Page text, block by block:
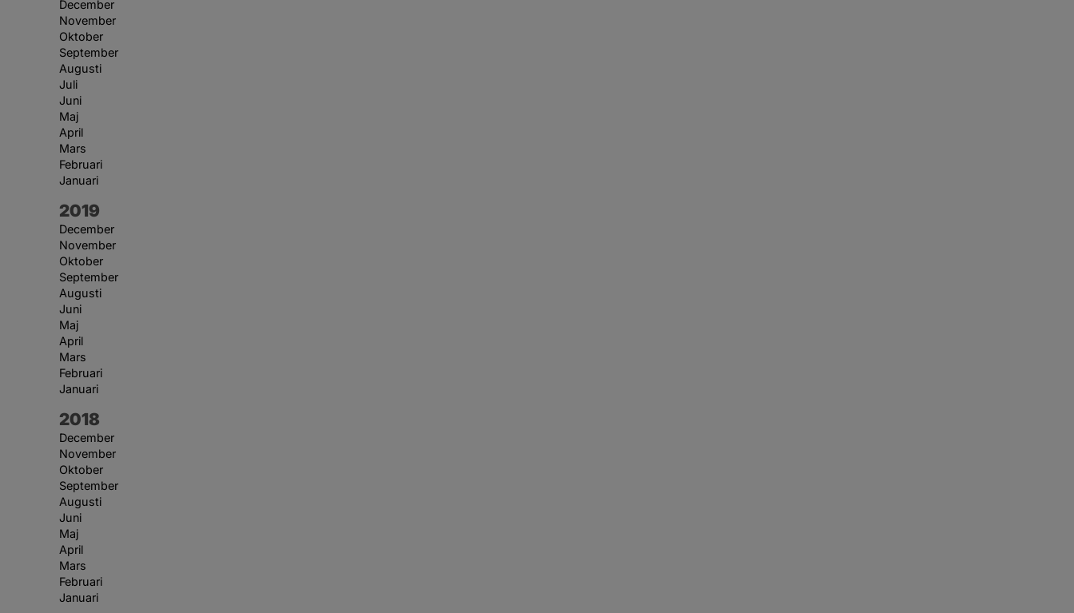
December
November
Oktober
September
Augusti
Juli
Juni
Maj
April
Mars
Februari
Januari
År:
2019
December
November
Oktober
September
Augusti
Juni
Maj
April
Mars
Februari
Januari
År:
2018
December
November
Oktober
September
Augusti
Juni
Maj
April
Mars
Februari
Januari